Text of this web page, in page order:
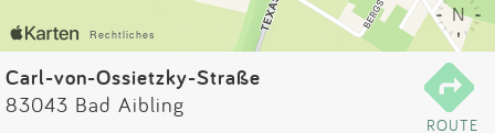
Anmelden
Carl-von-Ossietzky-Straße
83043 Bad Aibling
ROUTE